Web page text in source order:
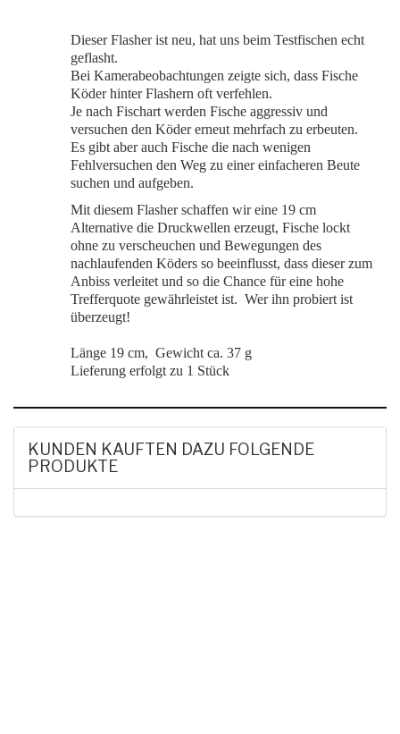
Dieser Flasher ist neu, hat uns beim Testfischen echt
geflasht.
Bei Kamerabeobachtungen zeigte sich, dass Fische
Köder hinter Flashern oft verfehlen.
Je nach Fischart werden Fische aggressiv und
versuchen den Köder erneut mehrfach zu erbeuten.
Es gibt aber auch Fische die nach wenigen
Fehlversuchen den Weg zu einer einfacheren Beute
suchen und aufgeben.
Mit diesem Flasher schaffen wir eine 19 cm
Alternative die Druckwellen erzeugt, Fische lockt
ohne zu verscheuchen und Bewegungen des
nachlaufenden Köders so beeinflusst, dass dieser zum
Anbiss verleitet und so die Chance für eine hohe
Trefferquote gewährleistet ist. Wer ihn probiert ist
überzeugt!
Länge 19 cm, Gewicht ca. 37 g
Lieferung erfolgt zu 1 Stück
KUNDEN KAUFTEN DAZU FOLGENDE
PRODUKTE